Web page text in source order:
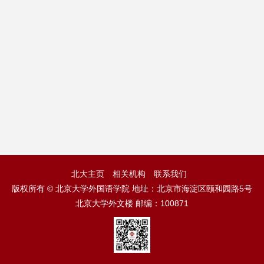
北大主页 相关机构
联系我们
版权所有 © 北京大学外国语学院 地址：北京市海淀区颐和园路5号
北京大学外文楼 邮编：100871